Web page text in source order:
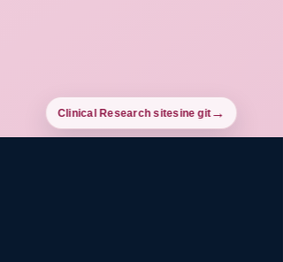
Clinical Research sitesine git